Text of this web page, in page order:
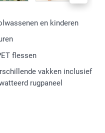
en kinderen
flessen
vakken inclusief
rugpaneel